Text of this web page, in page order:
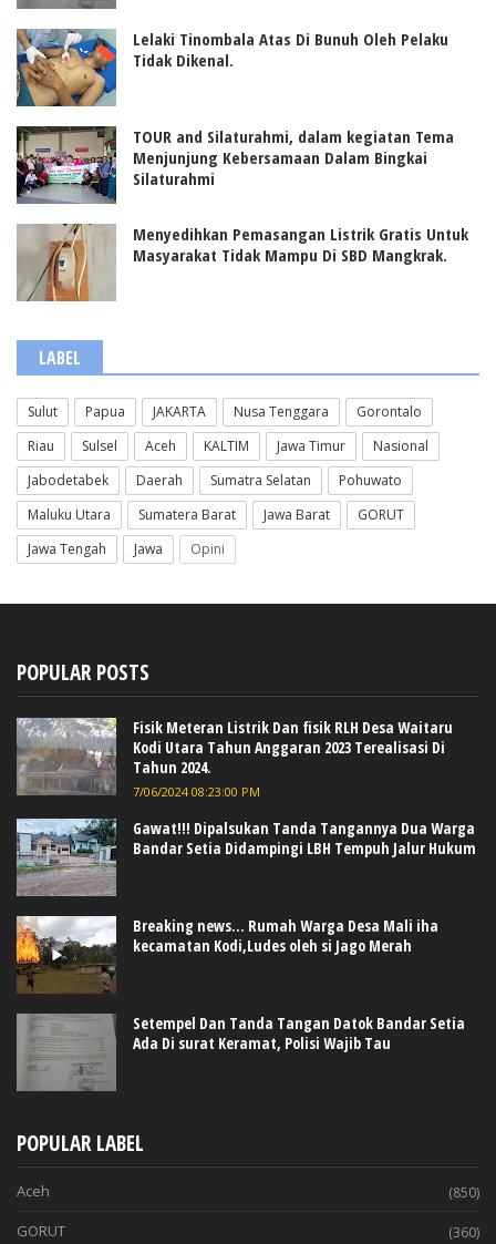
Lelaki Tinombala Atas Di Bunuh Oleh Pelaku
Tidak Dikenal.
TOUR and Silaturahmi, dalam kegiatan Tema
Menjunjung Kebersamaan Dalam Bingkai
Silaturahmi
Menyedihkan Pemasangan Listrik Gratis Untuk
Masyarakat Tidak Mampu Di SBD Mangkrak.
LABEL
Sulut Papua JAKARTA Nusa Tenggara
Gorontalo
Riau
Sulsel Aceh KALTIM Jawa Timur
Nasional
Jabodetabek
Daerah Sumatra Selatan
Pohuwato
Maluku Utara
Sumatera Barat Jawa Barat
GORUT
Jawa Tengah
Jawa Opini
POPULAR POSTS
Fisik Meteran Listrik Dan fisik RLH Desa Waitaru
Kodi Utara Tahun Anggaran 2023 Terealisasi Di
Tahun 2024.
7/06/2024 08:23:00 PM
Gawat!!! Dipalsukan Tanda Tangannya Dua Warga
Bandar Setia Didampingi LBH Tempuh Jalur Hukum
Breaking news... Rumah Warga Desa Mali iha
kecamatan Kodi,Ludes oleh si Jago Merah
Setempel Dan Tanda Tangan Datok Bandar Setia
Ada Di surat Keramat, Polisi Wajib Tau
POPULAR LABEL
Aceh (850)
GORUT (360)